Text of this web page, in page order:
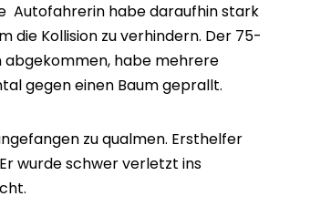
Autofahrerin habe daraufhin stark
die Kollision zu verhindern. Der 75-
abgekommen, habe mehrere
gegen einen Baum geprallt.
zu qualmen. Ersthelfer
wurde schwer verletzt ins